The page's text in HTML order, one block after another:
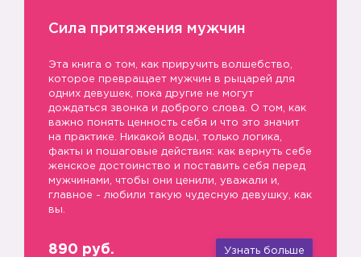
Сила притяжения мужчин
Эта книга о том, как приручить волшебство,
которое превращает мужчин в рыцарей для
одних девушек, пока другие не могут
дождаться звонка и доброго слова. О том, как
важно понять ценность себя и что это значит
на практике. Никакой воды, только логика,
факты и пошаговые действия: как вернуть себе
женское достоинство и поставить себя перед
мужчинами, чтобы они ценили, уважали и,
главное - любили такую чудесную девушку, как
вы.
890 руб. Узнать больше